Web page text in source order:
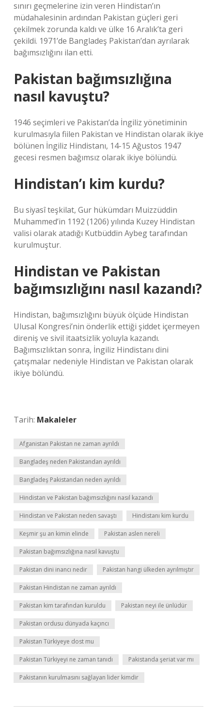
sınırı geçmelerine izin veren Hindistan’ın
müdahalesinin ardından Pakistan güçleri geri
çekilmek zorunda kaldı ve ülke 16 Aralık’ta geri
çekildi. 1971’de Bangladeş Pakistan’dan ayrılarak
bağımsızlığını ilan etti.
Pakistan bağımsızlığına
nasıl kavuştu?
1946 seçimleri ve Pakistan’da İngiliz yönetiminin
kurulmasıyla fiilen Pakistan ve Hindistan olarak ikiye
bölünen İngiliz Hindistanı, 14-15 Ağustos 1947
gecesi resmen bağımsız olarak ikiye bölündü.
Hindistan’ı kim kurdu?
Bu siyasî teşkilat, Gur hükümdarı Muizzüddin
Muhammed’in 1192 (1206) yılında Kuzey Hindistan
valisi olarak atadığı Kutbüddin Aybeg tarafından
kurulmuştur.
Hindistan ve Pakistan
bağımsızlığını nasıl kazandı?
Hindistan, bağımsızlığını büyük ölçüde Hindistan
Ulusal Kongresi’nin önderlik ettiği şiddet içermeyen
direniş ve sivil itaatsizlik yoluyla kazandı.
Bağımsızlıktan sonra, İngiliz Hindistanı dini
çatışmalar nedeniyle Hindistan ve Pakistan olarak
ikiye bölündü.
Tarih: Makaleler
Afganistan Pakistan ne zaman ayrıldı
Bangladeş neden Pakistandan ayrıldı
Bangladeş Pakistandan neden ayrıldı
Hindistan ve Pakistan bağımsızlığını nasıl kazandı
Hindistan ve Pakistan neden savaştı Hindistanı kim kurdu
Keşmir şu an kimin elinde Pakistan aslen nereli
Pakistan bağımsızlığına nasıl kavuştu
Pakistan dini inancı nedir Pakistan hangi ülkeden ayrılmıştır
Pakistan Hindistan ne zaman ayrıldı
Pakistan kim tarafından kuruldu Pakistan neyi ile ünlüdür
Pakistan ordusu dünyada kaçıncı
Pakistan Türkiyeye dost mu
Pakistan Türkiyeyi ne zaman tanıdı Pakistanda şeriat var mı
Pakistanın kurulmasını sağlayan lider kimdir